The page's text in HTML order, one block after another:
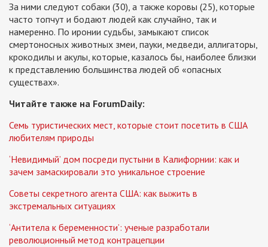
За ними следуют собаки (30), а также коровы (25), которые
часто топчут и бодают людей как случайно, так и
намеренно. По иронии судьбы, замыкают список
смертоносных животных змеи, пауки, медведи, аллигаторы,
крокодилы и акулы, которые, казалось бы, наиболее близки
к представлению большинства людей об «опасных
существах».
Читайте также на ForumDaily:
Семь туристических мест, которые стоит посетить в США
любителям природы
‘Невидимый’ дом посреди пустыни в Калифорнии: как и
зачем замаскировали это уникальное строение
Советы секретного агента США: как выжить в
экстремальных ситуациях
‘Антитела к беременности’: ученые разработали
революционный метод контрацепции